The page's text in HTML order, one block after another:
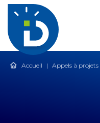
Accueil | Appels à projets